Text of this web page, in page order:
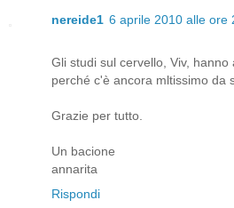
nereide1 6 aprile 2010 alle ore
Gli studi sul cervello, Viv,
perché c'è ancora mltissimo da
Grazie per tutto.
Un bacione
annarita
Rispondi